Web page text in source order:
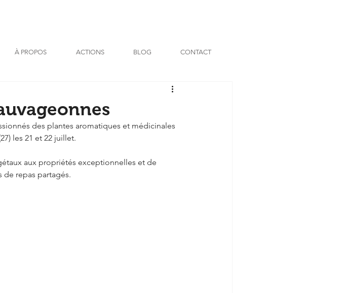
À PROPOS ACTIONS BLOG CONTACT
des plantes aromatiques et médicinales
les 21 et 22 juillet.
aux propriétés exceptionnelles et de
de repas partagés.